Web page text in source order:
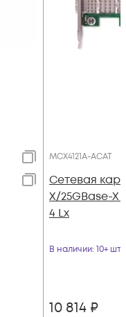
MCX4121A-ACAT
Сетевая
X/25GBase-
4 Lx
В наличии: 10+ шт
10 814 ₽